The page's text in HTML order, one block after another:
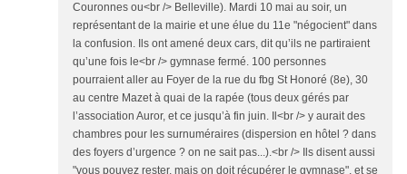
Couronnes ou<br /> Belleville). Mardi 10 mai au soir, un
représentant de la mairie et une élue du 11e "négocient" dans
la confusion. Ils ont amené deux cars, dit qu’ils ne partiraient
qu’une fois le<br /> gymnase fermé. 100 personnes
pourraient aller au Foyer de la rue du fbg St Honoré (8e), 30
au centre Mazet à quai de la rapée (tous deux gérés par
l’association Auror, et ce jusqu’à fin juin. Il<br /> y aurait des
chambres pour les surnuméraires (dispersion en hôtel ? dans
des foyers d’urgence ? on ne sait pas...).<br /> Ils disent aussi
"vous pouvez rester, mais on doit récupérer le gymnase", et se